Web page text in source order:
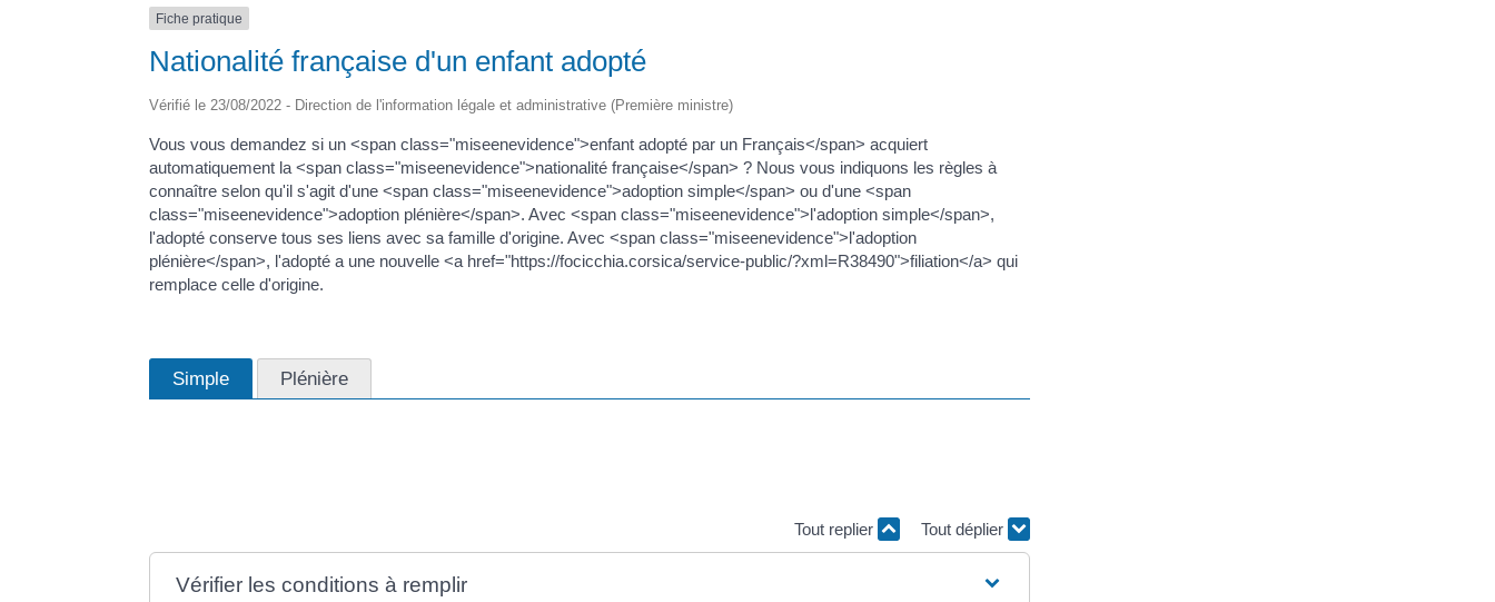
Fiche pratique
Nationalité française d'un enfant adopté
Vérifié le 23/08/2022 - Direction de l'information légale et administrative (Première ministre)
Vous vous demandez si un <span class="miseenevidence">enfant adopté par un Français</span> acquiert
automatiquement la <span class="miseenevidence">nationalité française</span> ? Nous vous indiquons les règles à
connaître selon qu'il s'agit d'une <span class="miseenevidence">adoption simple</span> ou d'une <span
class="miseenevidence">adoption plénière</span>. Avec <span class="miseenevidence">l'adoption simple</span>,
l'adopté conserve tous ses liens avec sa famille d'origine. Avec <span class="miseenevidence">l'adoption
plénière</span>, l'adopté a une nouvelle <a href="https://focicchia.corsica/service-public/?xml=R38490">filiation</a> qui
remplace celle d'origine.
Simple Plénière
Tout replier
Tout déplier
Vérifier les conditions à remplir